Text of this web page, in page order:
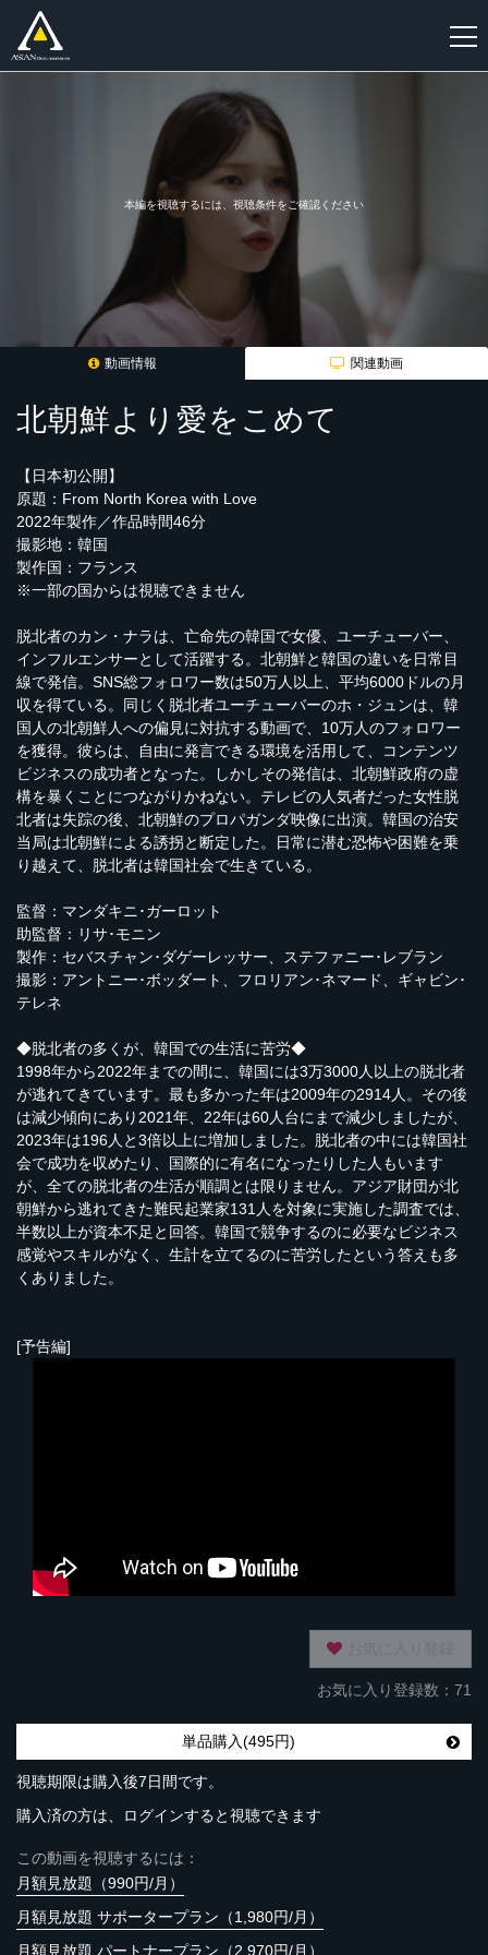
本編を視聴するには、視聴条件をご確認ください
動画情報 関連動画
北朝鮮より愛をこめて
【日本初公開】
原題：From North Korea with Love
2022年製作／作品時間46分
撮影地：韓国
製作国：フランス
※一部の国からは視聴できません
脱北者のカン・ナラは、亡命先の韓国で女優、ユーチューバー、
インフルエンサーとして活躍する。北朝鮮と韓国の違いを日常目
線で発信。SNS総フォロワー数は50万人以上、平均6000ドルの月
収を得ている。同じく脱北者ユーチューバーのホ・ジュンは、韓
国人の北朝鮮人への偏見に対抗する動画で、10万人のフォロワー
を獲得。彼らは、自由に発言できる環境を活用して、コンテンツ
ビジネスの成功者となった。しかしその発信は、北朝鮮政府の虚
構を暴くことにつながりかねない。テレビの人気者だった女性脱
北者は失踪の後、北朝鮮のプロパガンダ映像に出演。韓国の治安
当局は北朝鮮による誘拐と断定した。日常に潜む恐怖や困難を乗
り越えて、脱北者は韓国社会で生きている。
監督：マンダキニ･ガーロット
助監督：リサ･モニン
製作：セバスチャン･ダゲーレッサー、ステファニー･レブラン
撮影：アントニー･ボッダート、フロリアン･ネマード、ギャビン･
テレネ
◆脱北者の多くが、韓国での生活に苦労◆
1998年から2022年までの間に、韓国には3万3000人以上の脱北者
が逃れてきています。最も多かった年は2009年の2914人。その後
は減少傾向にあり2021年、22年は60人台にまで減少しましたが、
2023年は196人と3倍以上に増加しました。脱北者の中には韓国社
会で成功を収めたり、国際的に有名になったりした人もいます
が、全ての脱北者の生活が順調とは限りません。アジア財団が北
朝鮮から逃れてきた難民起業家131人を対象に実施した調査では、
半数以上が資本不足と回答。韓国で競争するのに必要なビジネス
感覚やスキルがなく、生計を立てるのに苦労したという答えも多
くありました。
[予告編]
お気に入り登録数：71
単品購入(495円)
視聴期限は購入後7日間です。
購入済の方は、ログインすると視聴できます
この動画を視聴するには：
月額見放題（990円/月）
月額見放題 サポータープラン（1,980円/月）
月額見放題 パートナープラン（2,970円/月）